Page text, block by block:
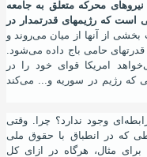
محرکه متعلق به جامعه
است که رﮊیمهای قدرتمدار در
از آنها از میان می‌روند و
حامی باج داده می‌شود.
خواهد امریکا قوای خود را در
که رﮊیم در سوریه و... میکند
وجود ندارد؟ چرا. وقتی
که در انطباق با حقوق ملی
مثال، هرگاه در ازای کل